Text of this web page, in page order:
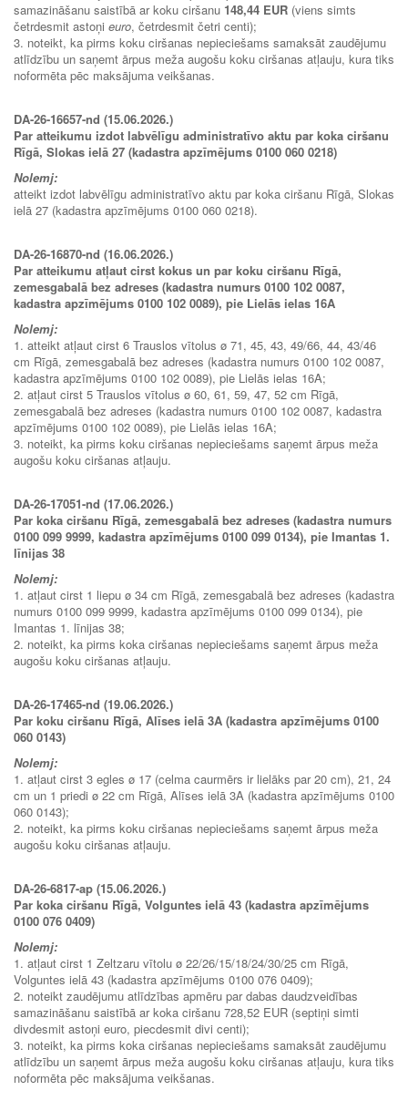
samazināšanu saistībā ar koku ciršanu 148,44 EUR (viens simts
četrdesmit astoņi euro, četrdesmit četri centi);
3. noteikt, ka pirms koku ciršanas nepieciešams samaksāt zaudējumu
atlīdzību un saņemt ārpus meža augošu koku ciršanas atļauju, kura tiks
noformēta pēc maksājuma veikšanas.
DA-26-16657-nd (15.06.2026.)
Par atteikumu izdot labvēlīgu administratīvo aktu par koka ciršanu
Rīgā, Slokas ielā 27 (kadastra apzīmējums 0100 060 0218)
Nolemj:
atteikt izdot labvēlīgu administratīvo aktu par koka ciršanu Rīgā, Slokas
ielā 27 (kadastra apzīmējums 0100 060 0218).
DA-26-16870-nd (16.06.2026.)
Par atteikumu atļaut cirst kokus un par koku ciršanu Rīgā,
zemesgabalā bez adreses (kadastra numurs 0100 102 0087,
kadastra apzīmējums 0100 102 0089), pie Lielās ielas 16A
Nolemj:
1. atteikt atļaut cirst 6 Trauslos vītolus ø 71, 45, 43, 49/66, 44, 43/46
cm Rīgā, zemesgabalā bez adreses (kadastra numurs 0100 102 0087,
kadastra apzīmējums 0100 102 0089), pie Lielās ielas 16A;
2. atļaut cirst 5 Trauslos vītolus ø 60, 61, 59, 47, 52 cm Rīgā,
zemesgabalā bez adreses (kadastra numurs 0100 102 0087, kadastra
apzīmējums 0100 102 0089), pie Lielās ielas 16A;
3. noteikt, ka pirms koku ciršanas nepieciešams saņemt ārpus meža
augošu koku ciršanas atļauju.
DA-26-17051-nd (17.06.2026.)
Par koka ciršanu Rīgā, zemesgabalā bez adreses (kadastra numurs
0100 099 9999, kadastra apzīmējums 0100 099 0134), pie Imantas 1.
līnijas 38
Nolemj:
1. atļaut cirst 1 liepu ø 34 cm Rīgā, zemesgabalā bez adreses (kadastra
numurs 0100 099 9999, kadastra apzīmējums 0100 099 0134), pie
Imantas 1. līnijas 38;
2. noteikt, ka pirms koka ciršanas nepieciešams saņemt ārpus meža
augošu koku ciršanas atļauju.
DA-26-17465-nd (19.06.2026.)
Par koku ciršanu Rīgā, Alīses ielā 3A (kadastra apzīmējums 0100
060 0143)
Nolemj:
1. atļaut cirst 3 egles ø 17 (celma caurmērs ir lielāks par 20 cm), 21, 24
cm un 1 priedi ø 22 cm Rīgā, Alīses ielā 3A (kadastra apzīmējums 0100
060 0143);
2. noteikt, ka pirms koku ciršanas nepieciešams saņemt ārpus meža
augošu koku ciršanas atļauju.
DA-26-6817-ap (15.06.2026.)
Par koka ciršanu Rīgā, Volguntes ielā 43 (kadastra apzīmējums
0100 076 0409)
Nolemj:
1. atļaut cirst 1 Zeltzaru vītolu ø 22/26/15/18/24/30/25 cm Rīgā,
Volguntes ielā 43 (kadastra apzīmējums 0100 076 0409);
2. noteikt zaudējumu atlīdzības apmēru par dabas daudzveidības
samazināšanu saistībā ar koka ciršanu 728,52 EUR (septiņi simti
divdesmit astoņi euro, piecdesmit divi centi);
3. noteikt, ka pirms koka ciršanas nepieciešams samaksāt zaudējumu
atlīdzību un saņemt ārpus meža augošu koku ciršanas atļauju, kura tiks
noformēta pēc maksājuma veikšanas.